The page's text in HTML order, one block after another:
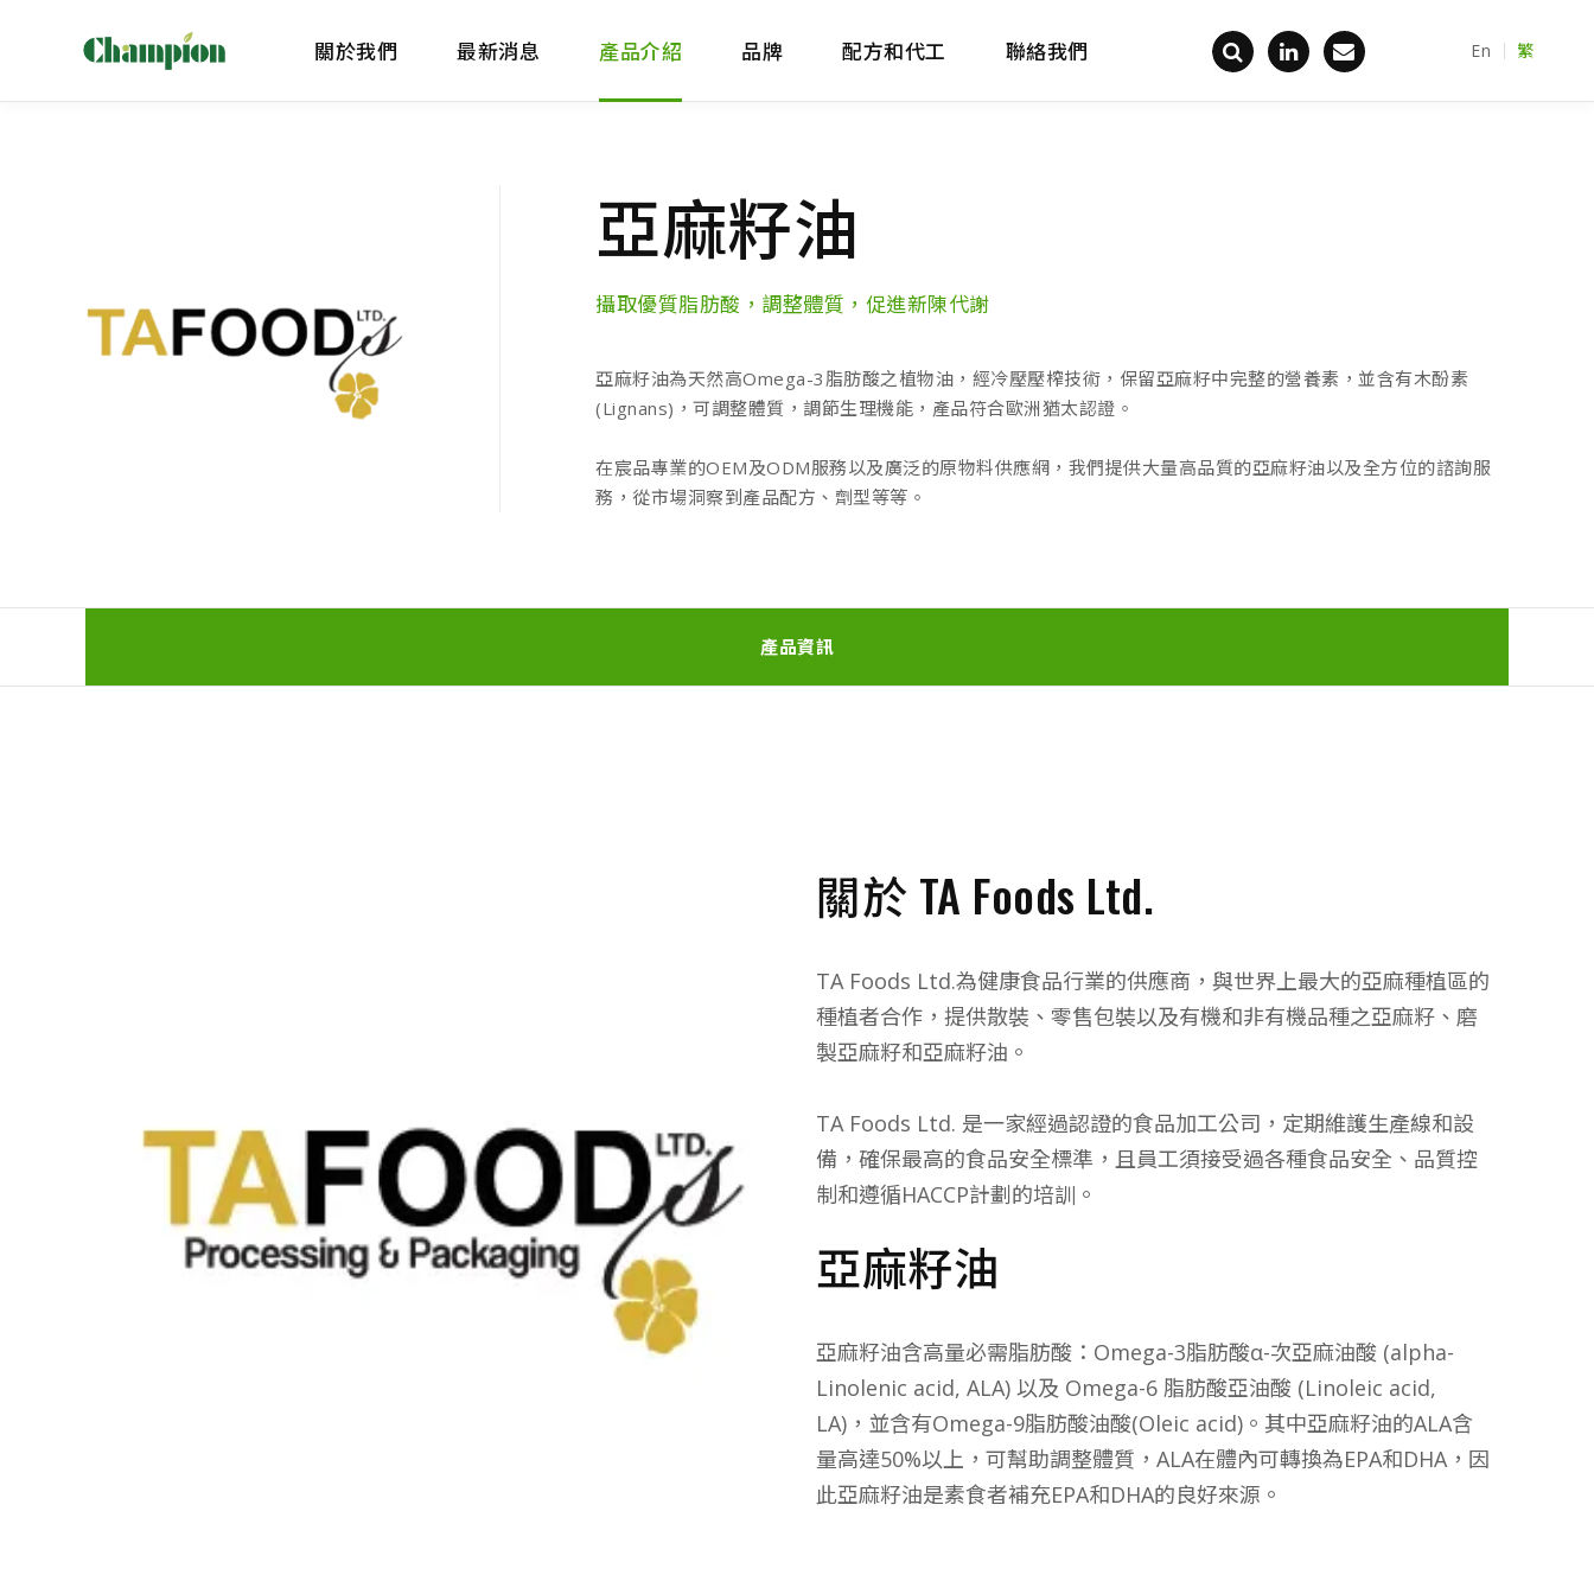
關於我們 最新消息 產品介紹 品牌 配方和代工 聯絡我們 En 繁
亞麻籽油
攝取優質脂肪酸，調整體質，促進新陳代謝
亞麻籽油為天然高Omega-3脂肪酸之植物油，經冷壓壓榨技術，保留亞麻籽中完整的營養素，並含有木酚素
(Lignans)，可調整體質，調節生理機能，產品符合歐洲猶太認證。
在宸品專業的OEM及ODM服務以及廣泛的原物料供應網，我們提供大量高品質的亞麻籽油以及全方位的諮詢服
務，從市場洞察到產品配方、劑型等等。
產品資訊
關於 TA Foods Ltd.
TA Foods Ltd.為健康食品行業的供應商，與世界上最大的亞麻種植區的
種植者合作，提供散裝、零售包裝以及有機和非有機品種之亞麻籽、磨
製亞麻籽和亞麻籽油。
TA Foods Ltd. 是一家經過認證的食品加工公司，定期維護生產線和設
備，確保最高的食品安全標準，且員工須接受過各種食品安全、品質控
制和遵循HACCP計劃的培訓。
亞麻籽油
亞麻籽油含高量必需脂肪酸：Omega-3脂肪酸α-次亞麻油酸 (alpha-
Linolenic acid, ALA) 以及 Omega-6 脂肪酸亞油酸 (Linoleic acid,
LA)，並含有Omega-9脂肪酸油酸(Oleic acid)。其中亞麻籽油的ALA含
量高達50%以上，可幫助調整體質，ALA在體內可轉換為EPA和DHA，因
此亞麻籽油是素食者補充EPA和DHA的良好來源。